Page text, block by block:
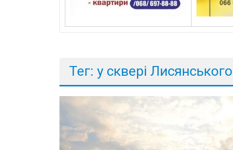
Тег: у сквері Лисянського